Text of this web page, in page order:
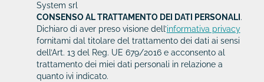
System srl
CONSENSO AL TRATTAMENTO DEI DATI PERSONALI .
Dichiaro di aver preso visione dell’informativa privacy
fornitami dal titolare del trattamento dei dati ai sensi
dell’Art. 13 del Reg. UE 679/2016 e acconsento al
trattamento dei miei dati personali in relazione a
quanto ivi indicato.